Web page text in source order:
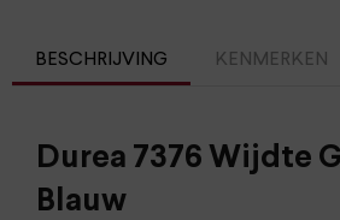
BESCHRIJVING KENMERKEN
Durea 7376 Wijdte
Blauw